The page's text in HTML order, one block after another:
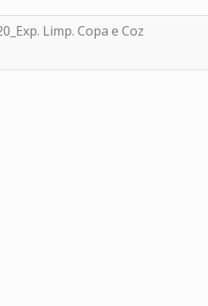
Limp. Copa e Coz